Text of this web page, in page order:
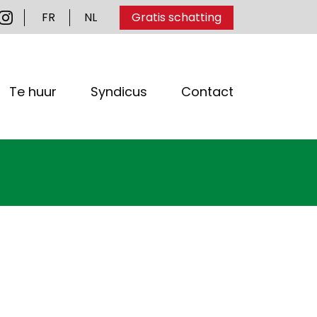
FR NL Gratis schatting
Te huur Syndicus Contact